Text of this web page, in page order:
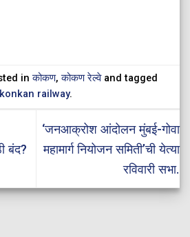
inकोकण,कोकण रेल्वेand tagged
konkan railway.
बंद?
‘जनआक्रोश आंदोलन मुंबई-गोवा
महामार्ग नियोजन समिती’ची येत्या
रविवारी सभा.